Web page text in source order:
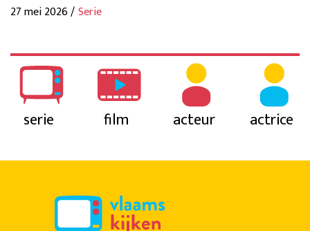
27 mei 2026 /Serie
serie film acteur actrice